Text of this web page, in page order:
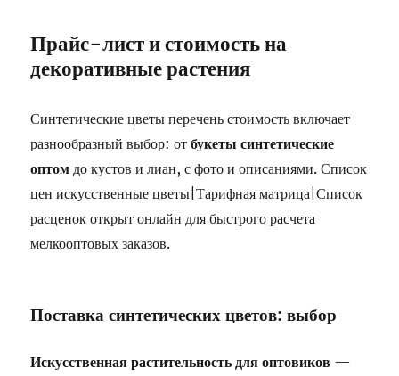
Прайс-лист и стоимость на
декоративные растения
Синтетические цветы перечень стоимость включает
разнообразный выбор: отбукеты синтетические
оптом до кустов и лиан, с фото и описаниями. Список
цен искусственные цветы|Тарифная матрица|Список
расценок открыт онлайн для быстрого расчета
мелкооптовых заказов.
Поставка синтетических цветов: выбор
Искусственная растительность для оптовиков —